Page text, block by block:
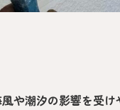
や潮汐の影響を受